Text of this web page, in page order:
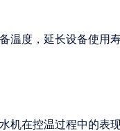
温度，延长设备使用寿
机在控温过程中的表